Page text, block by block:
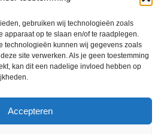
gebruiken wij technologieën zoals
apparaat op te slaan en/of te raadplegen.
technologieën kunnen wij gegevens zoals
site verwerken. Als je geen toestemming
kan dit een nadelige invloed hebben op
Accepteren
Terug
naar
boven
SLOS ANBI